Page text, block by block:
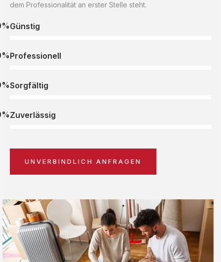
dem Professionalität an erster Stelle steht.
Günstig
Professionell
Sorgfältig
Zuverlässig
UNVERBINDLICH ANFRAGEN